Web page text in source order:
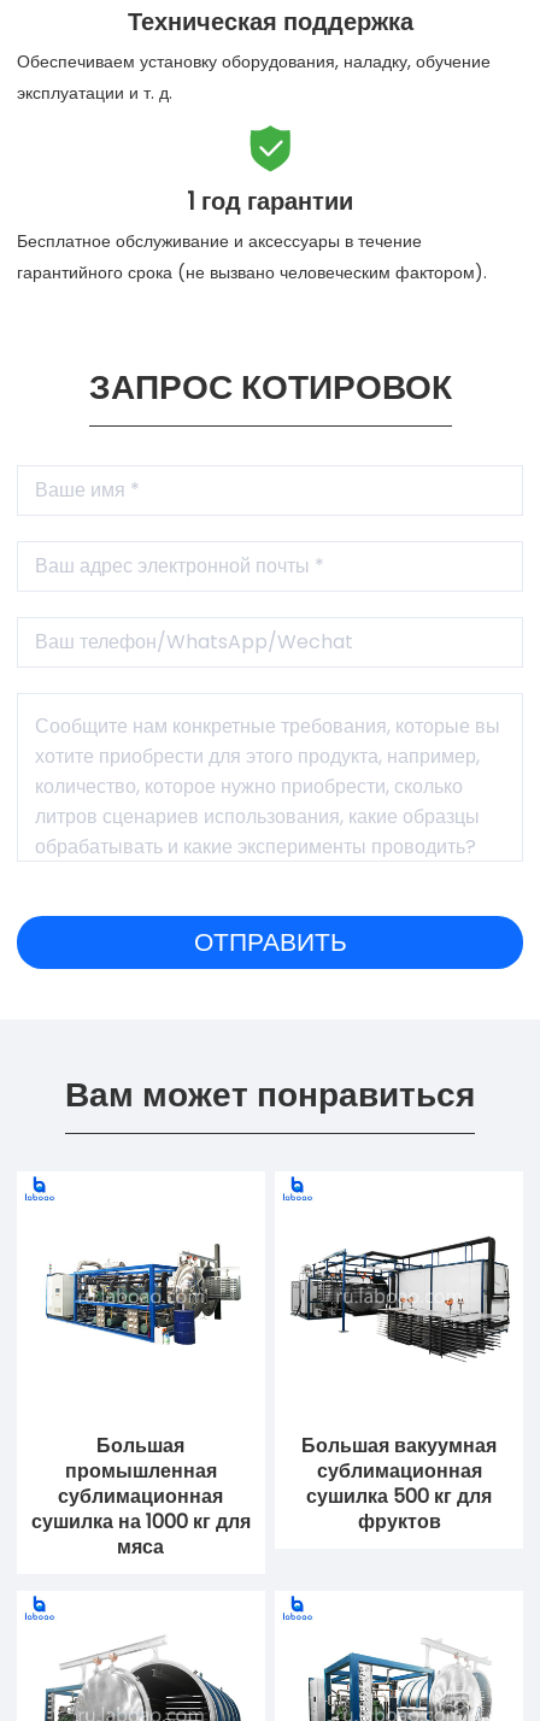
Техническая поддержка
Обеспечиваем установку оборудования, наладку, обучение
эксплуатации и т. д.

1 год гарантии
Бесплатное обслуживание и аксессуары в течение
гарантийного срока (не вызвано человеческим фактором).
ЗАПРОС КОТИРОВОК
Вам может понравиться
Большая
промышленная
сублимационная
сушилка на 1000 кг для
мяса
Большая вакуумная
сублимационная
сушилка 500 кг для
фруктов